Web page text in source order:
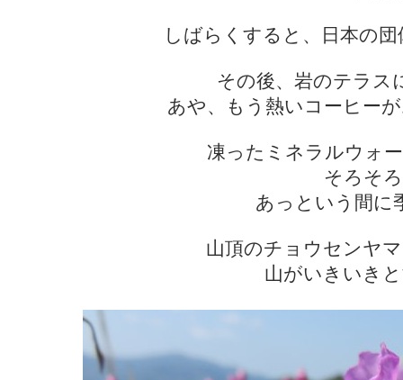
しばらくすると、日本の
その後、岩のテラス
あや、もう熱いコーヒー
凍ったミネラルウォ
そろそ
あっという間に
山頂のチョウセンヤ
山がいきいき